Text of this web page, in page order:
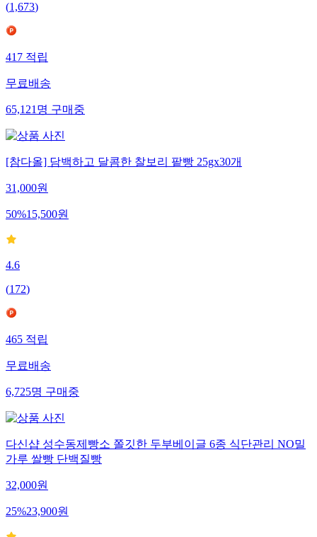
(1,673)
417 적립
무료배송
65,121 명 구매중
[참다올] 담백하고 달콤한 찰보리 팥빵 25gx30개
31,000원
50%15,500원
4.6
(172)
465 적립
무료배송
6,725명 구매중
다신샵 성수동제빵소 쫄깃한 두부베이글 6종 식단관리 NO밀
가루 쌀빵 단백질빵
32,000원
25%23,900원